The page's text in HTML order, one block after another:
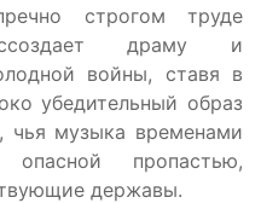
строгом труде
драму и
войны, ставя в
убедительный образ
чья музыка временами
пропастью,
державы.